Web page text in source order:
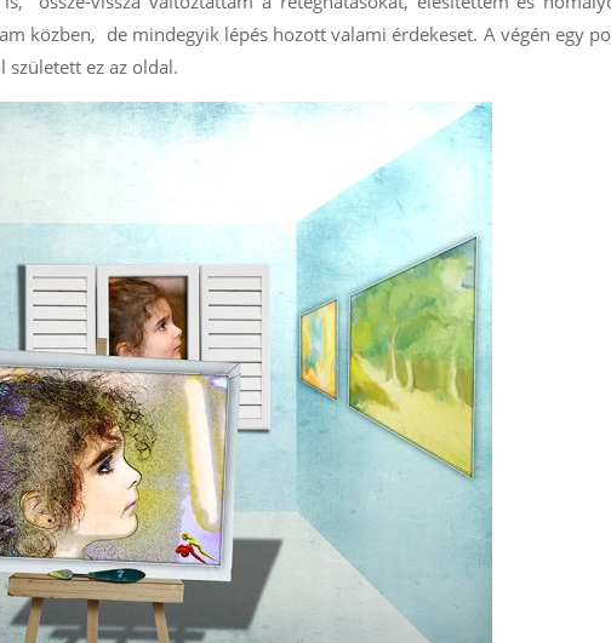
közben, de mindegyik lépés hozott valami érdekeset. A végén egy
született ez az oldal.